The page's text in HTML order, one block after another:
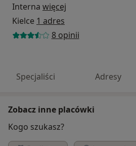
Interna więcej
Kielce 1 adres
8 opinii
Specjaliści Adresy
Zobacz inne placówki
Kogo szukasz?